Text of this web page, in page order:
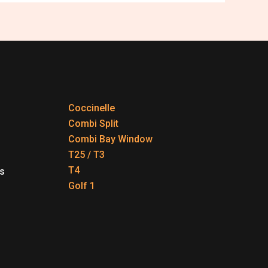
Coccinelle
Combi Split
Combi Bay Window
T25 / T3
T4
Golf 1